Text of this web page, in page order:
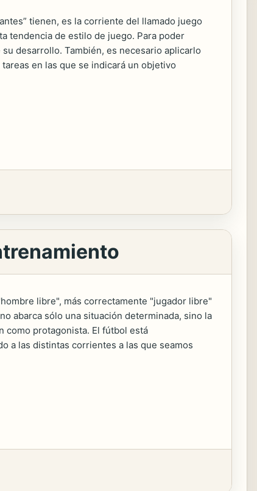
tienen, es la corriente del llamado juego
tendencia de estilo de juego. Para poder
desarrollo. También, es necesario aplicarlo
en las que se indicará un objetivo
libre", más correctamente "jugador libre"
abarca sólo una situación determinada, sino la
como protagonista. El fútbol está
a las distintas corrientes a las que seamos